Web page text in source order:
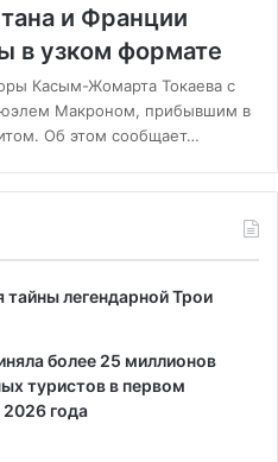
и Франции
в узком формате
Касым-Жомарта Токаева с
Макроном, прибывшим в
Об этом сообщает…
тайны легендарной Трои
более 25 миллионов
туристов в первом
2026 года